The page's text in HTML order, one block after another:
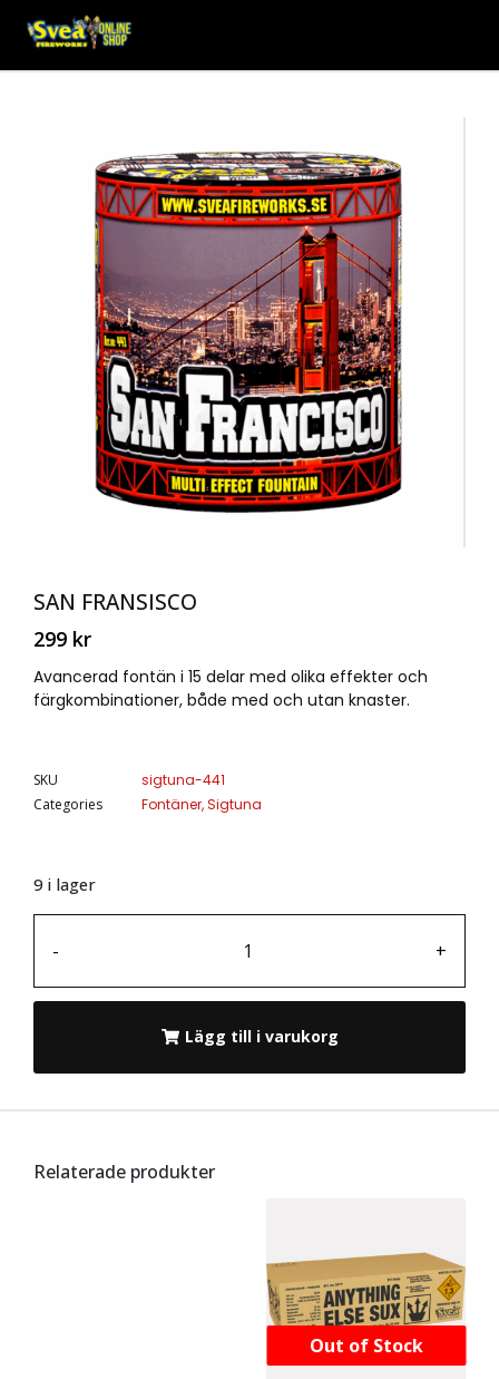
SAN FRANSISCO
299 kr
Avancerad fontän i 15 delar med olika effekter och
färgkombinationer, både med och utan knaster.
SKU
sigtuna-441
Categories
Fontäner,Sigtuna
9 i lager
- +
Lägg till i varukorg
Relaterade produkter
Out of Stock